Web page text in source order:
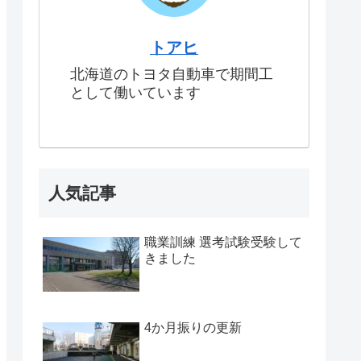
トアヒ
北海道のトヨタ自動車で期間工
として働いています
人気記事
職業訓練 選考試験受験して
きました
4か月振りの更新